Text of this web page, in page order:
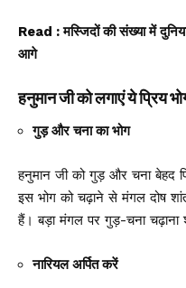
Read :मस्जिदों की संख्या में
आगे
हनुमान जी को लगाएं ये प्रिय
गुड़ और चना का भोग
हनुमान जी को गुड़ और चना बेहद
इस भोग को चढ़ाने से मंगल दोष
हैं। बड़ा मंगल पर गुड़-चना चढ़ाना
नारियल अर्पित करें